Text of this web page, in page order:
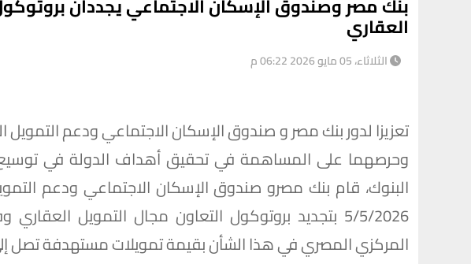
العقاري
الثلاثاء، 05 مايو 2026 06:22 م
تعزيزا لدور بنك مصر و صندوق الإسكان الاجتماعي ودعم
وحرصهما على المساهمة في تحقيق أهداف الدولة في توسيع
البنوك، قام بنك مصرو صندوق الإسكان الاجتماعي ودعم
5/5/2026 بتجديد بروتوكول التعاون مجال التمويل
المركزي المصري في هذا الشأن بقيمة تمويلات مستهدفة تصل إلى 50 مليار جنيه